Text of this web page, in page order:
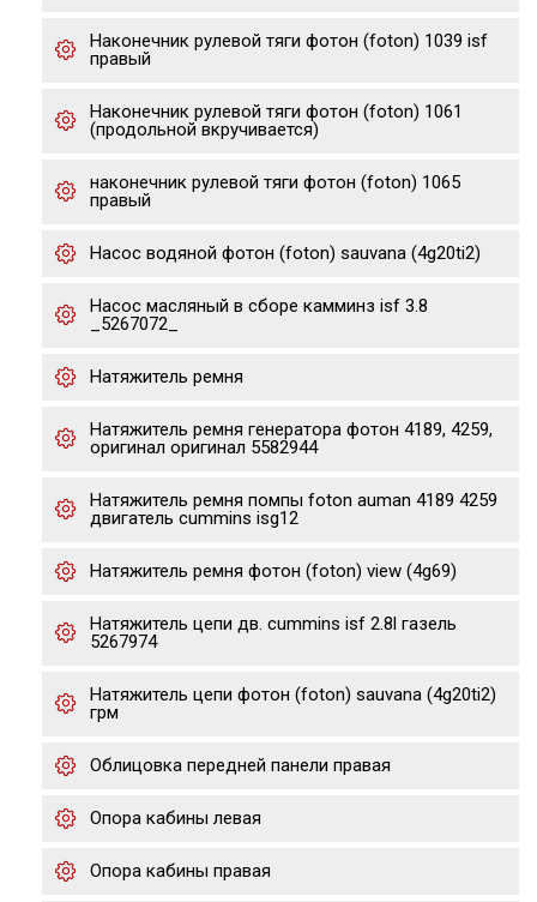
Наконечник рулевой тяги фотон (foton) 1039 isf
правый
Наконечник рулевой тяги фотон (foton) 1061
(продольной вкручивается)
наконечник рулевой тяги фотон (foton) 1065
правый
Насос водяной фотон (foton) sauvana (4g20ti2)
Насос масляный в сборе камминз isf 3.8
_5267072_
Натяжитель ремня
Натяжитель ремня генератора фотон 4189, 4259,
оригинал оригинал 5582944
Натяжитель ремня помпы foton auman 4189 4259
двигатель cummins isg12
Натяжитель ремня фотон (foton) view (4g69)
Натяжитель цепи дв. cummins isf 2.8l газель
5267974
Натяжитель цепи фотон (foton) sauvana (4g20ti2)
грм
Облицовка передней панели правая
Опора кабины левая
Опора кабины правая